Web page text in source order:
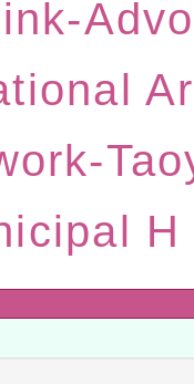
學軟體線
函釋公務
一案
署委託財
年表揚
拔活動」
(星期六)辦
活動—儒
藝術節教
名，續辦
動站研習
H